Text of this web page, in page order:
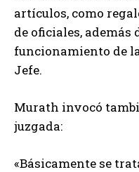
artículos, como
de oficiales, además
funcionamiento de
Jefe.
Murath invocó
juzgada:
«Básicamente se